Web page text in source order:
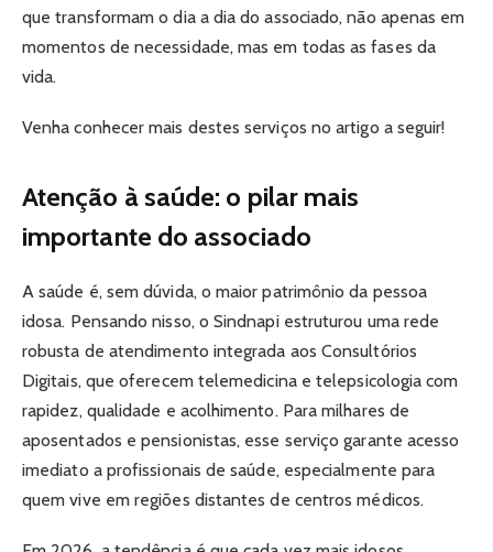
que transformam o dia a dia do associado, não apenas em
momentos de necessidade, mas em todas as fases da
vida.
Venha conhecer mais destes serviços no artigo a seguir!
Atenção à saúde: o pilar mais
importante do associado
A saúde é, sem dúvida, o maior patrimônio da pessoa
idosa. Pensando nisso, o Sindnapi estruturou uma rede
robusta de atendimento integrada aos Consultórios
Digitais, que oferecem telemedicina e telepsicologia com
rapidez, qualidade e acolhimento. Para milhares de
aposentados e pensionistas, esse serviço garante acesso
imediato a profissionais de saúde, especialmente para
quem vive em regiões distantes de centros médicos.